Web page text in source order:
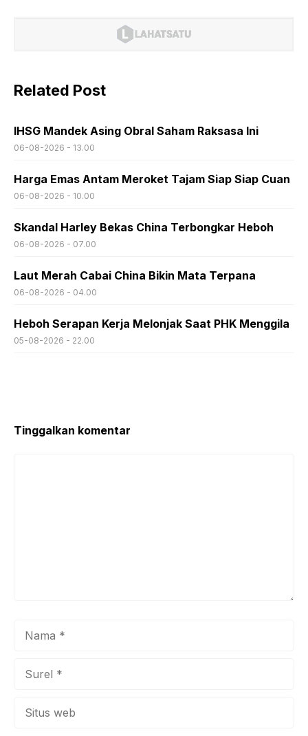
Related Post
IHSG Mandek Asing Obral Saham Raksasa Ini
06-08-2026 - 13.00
Harga Emas Antam Meroket Tajam Siap Siap Cuan
06-08-2026 - 10.00
Skandal Harley Bekas China Terbongkar Heboh
06-08-2026 - 07.00
Laut Merah Cabai China Bikin Mata Terpana
06-08-2026 - 04.00
Heboh Serapan Kerja Melonjak Saat PHK Menggila
05-08-2026 - 22.00
Tinggalkan komentar